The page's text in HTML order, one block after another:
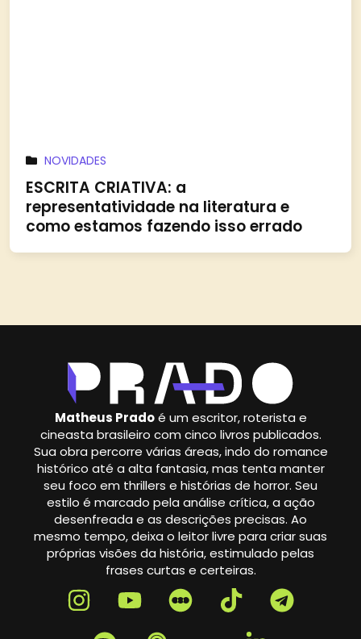
NOVIDADES
ESCRITA CRIATIVA: a
representatividade na literatura e
como estamos fazendo isso errado
Matheus Pradoé um escritor, roterista e
cineasta brasileiro com cinco livros publicados.
Sua obra percorre várias áreas, indo do romance
histórico até a alta fantasia, mas tenta manter
seu foco em thrillers e histórias de horror. Seu
estilo é marcado pela análise crítica, a ação
desenfreada e as descrições precisas. Ao
mesmo tempo, deixa o leitor livre para criar suas
próprias visões da história, estimulado pelas
frases curtas e certeiras.